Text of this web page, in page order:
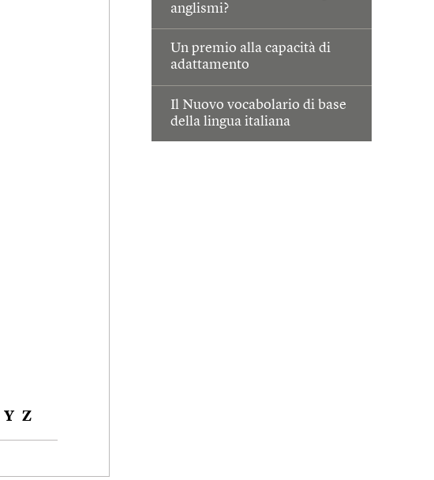
anglismi?
Un premio alla capacità di
adattamento
Il Nuovo vocabolario di base
della lingua italiana
Y Z